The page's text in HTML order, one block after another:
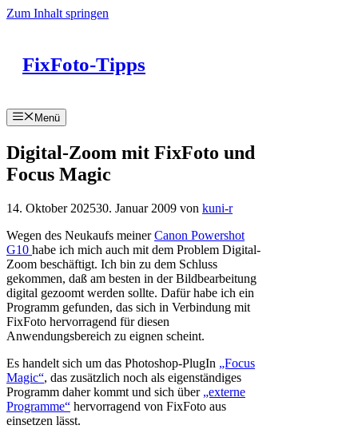
Zum Inhalt springen
FixFoto-Tipps
Menü
Digital-Zoom mit FixFoto und
Focus Magic
14. Oktober 202530. Januar 2009 von kuni-r
Wegen des Neukaufs meinerCanon Powershot
G10 habe ich mich auch mit dem Problem Digital-
Zoom beschäftigt. Ich bin zu dem Schluss
gekommen, daß am besten in der Bildbearbeitung
digital gezoomt werden sollte. Dafür habe ich ein
Programm gefunden, das sich in Verbindung mit
FixFoto hervorragend für diesen
Anwendungsbereich zu eignen scheint.
Es handelt sich um das Photoshop-PlugIn „Focus
Magic“, das zusätzlich noch als eigenständiges
Programm daher kommt und sich über „externe
Programme“ hervorragend von FixFoto aus
einsetzen lässt.